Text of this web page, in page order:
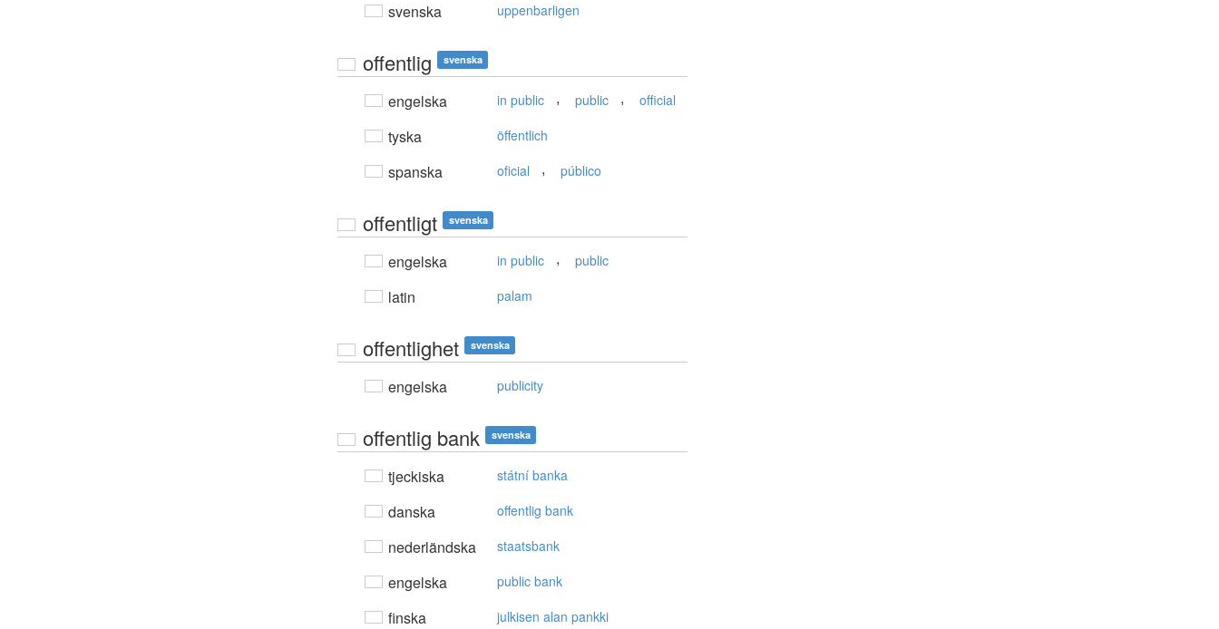
svenska uppenbarligen
offentlig svenska
engelska in public , public , official
tyska öffentlich
spanska oficial , público
offentligt svenska
engelska in public , public
latin palam
offentlighet svenska
engelska publicity
offentlig bank svenska
tjeckiska státní banka
danska offentlig bank
nederländska staatsbank
engelska public bank
finska julkisen alan pankki